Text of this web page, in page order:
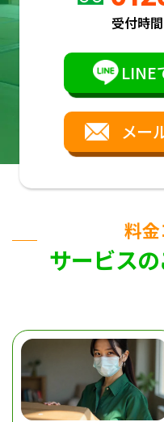
受付時
LINE
メー
料
サービス